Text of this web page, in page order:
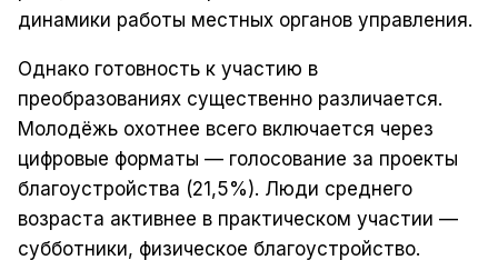
динамики работы местных органов управления.
Однако готовность к участию в
преобразованиях существенно различается.
Молодёжь охотнее всего включается через
цифровые форматы — голосование за проекты
благоустройства (21,5%). Люди среднего
возраста активнее в практическом участии —
субботники, физическое благоустройство.